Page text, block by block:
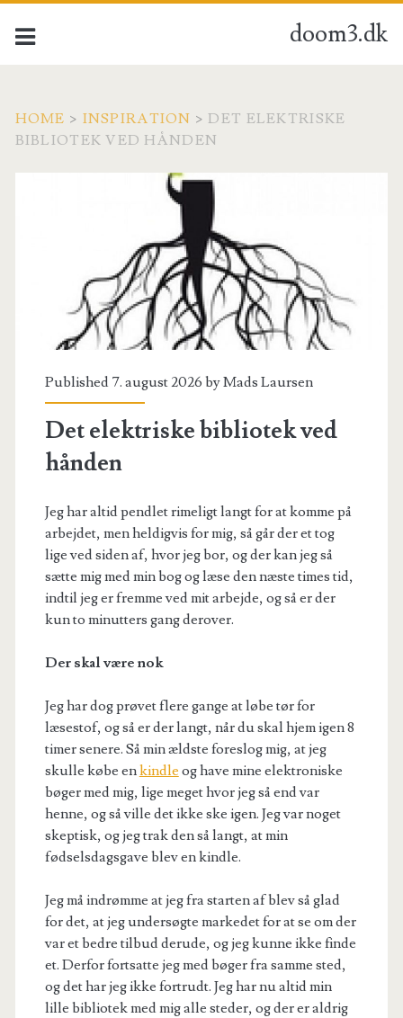
doom3.dk
HOME > INSPIRATION >DET ELEKTRISKE
BIBLIOTEK VED HÅNDEN
Published 7. august 2026 byMads Laursen
Det elektriske bibliotek ved
hånden
Jeg har altid pendlet rimeligt langt for at komme på
arbejdet, men heldigvis for mig, så går der et tog
lige ved siden af, hvor jeg bor, og der kan jeg så
sætte mig med min bog og læse den næste times tid,
indtil jeg er fremme ved mit arbejde, og så er der
kun to minutters gang derover.
Der skal være nok
Jeg har dog prøvet flere gange at løbe tør for
læsestof, og så er der langt, når du skal hjem igen 8
timer senere. Så min ældste foreslog mig, at jeg
skulle købe enkindle og have mine elektroniske
bøger med mig, lige meget hvor jeg så end var
henne, og så ville det ikke ske igen. Jeg var noget
skeptisk, og jeg trak den så langt, at min
fødselsdagsgave blev en kindle.
Jeg må indrømme at jeg fra starten af blev så glad
for det, at jeg undersøgte markedet for at se om der
var et bedre tilbud derude, og jeg kunne ikke finde
et. Derfor fortsatte jeg med bøger fra samme sted,
og det har jeg ikke fortrudt. Jeg har nu altid min
lille bibliotek med mig alle steder, og der er aldrig